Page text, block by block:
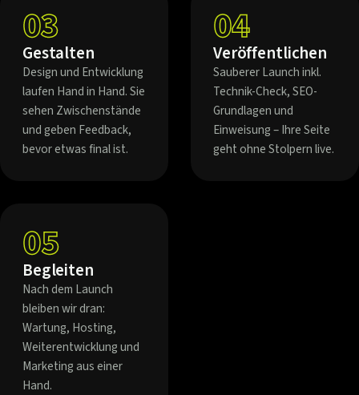
03
Gestalten
Design und Entwicklung
laufen Hand in Hand. Sie
sehen Zwischenstände
und geben Feedback,
bevor etwas final ist.
04
Veröffentlichen
Sauberer Launch inkl.
Technik-Check, SEO-
Grundlagen und
Einweisung – Ihre Seite
geht ohne Stolpern live.
05
Begleiten
Nach dem Launch
bleiben wir dran:
Wartung, Hosting,
Weiterentwicklung und
Marketing aus einer
Hand.